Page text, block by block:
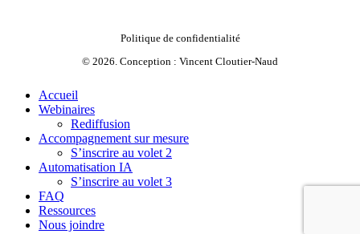
Politique de confidentialité
© 2026. Conception : Vincent Cloutier-Naud
Close
Menu
Accueil
Webinaires
Rediffusion
Accompagnement sur mesure
S’inscrire au volet 2
Automatisation IA
S’inscrire au volet 3
FAQ
Ressources
Nous joindre